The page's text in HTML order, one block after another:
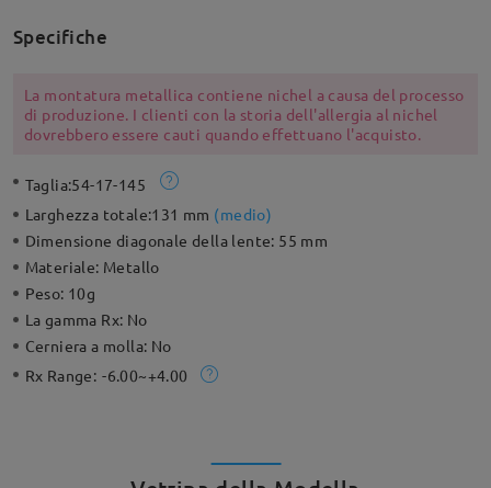
Specifiche
La montatura metallica contiene nichel a causa del processo
di produzione. I clienti con la storia dell'allergia al nichel
dovrebbero essere cauti quando effettuano l'acquisto.
Taglia:54-17-145
Larghezza totale:131 mm (medio)
Dimensione diagonale della lente: 55 mm
Materiale: Metallo
Peso: 10g
La gamma Rx: No
Cerniera a molla: No
Rx Range: -6.00~+4.00